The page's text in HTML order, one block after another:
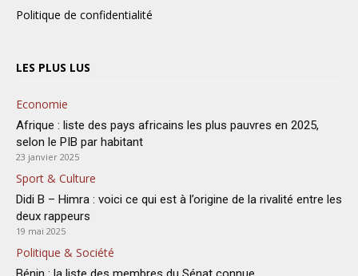
Politique de confidentialité
LES PLUS LUS
Economie
Afrique : liste des pays africains les plus pauvres en 2025,
selon le PIB par habitant
23 janvier 2025
Sport & Culture
Didi B – Himra : voici ce qui est à l’origine de la rivalité entre les
deux rappeurs
19 mai 2025
Politique & Société